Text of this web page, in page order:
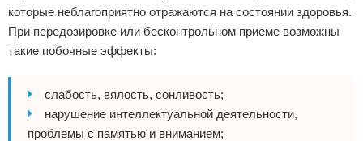
которые неблагоприятно отражаются на состоянии здоровья.
При передозировке или бесконтрольном приеме возможны
такие побочные эффекты:
слабость, вялость, сонливость;
нарушение интеллектуальной деятельности,
проблемы с памятью и вниманием;